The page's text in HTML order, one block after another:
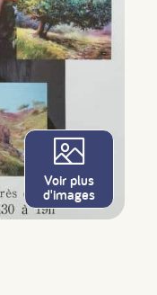
Voir plus
d'images